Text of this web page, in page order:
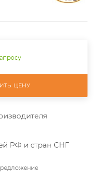
ЦЕНУ
РФ и стран СНГ